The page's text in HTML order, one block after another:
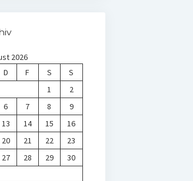
2026
D F S
S
1
2
6 7 8
9
13 14 15
16
20 21 22
23
27 28 29
30